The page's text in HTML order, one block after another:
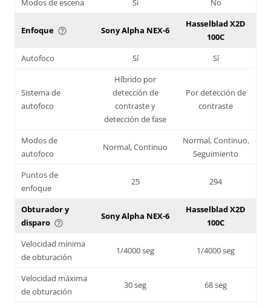
Modos de escena Sí No
Enfoque help_outline Sony Alpha NEX-6
Hasselblad X2D
100C
Autofoco
Sí Sí
Sistema de
autofoco
Híbrido por
detección de
contraste y
detección de fase
Por detección de
contraste
Modos de
autofoco
Normal, Continuo
Normal, Continuo,
Seguimiento
Puntos de
enfoque
25 294
Obturador y
disparo help_outline
Sony Alpha NEX-6
Hasselblad X2D
100C
Velocidad mínima
de obturación
1/4000 seg 1/4000 seg
Velocidad máxima
de obturación
30 seg 68 seg